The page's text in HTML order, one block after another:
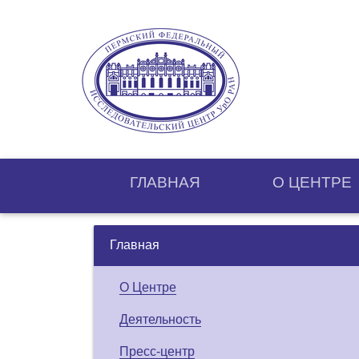
ГЛАВНАЯ О ЦЕНТРE
Главная
О Центре
Деятельность
Пресс-центр